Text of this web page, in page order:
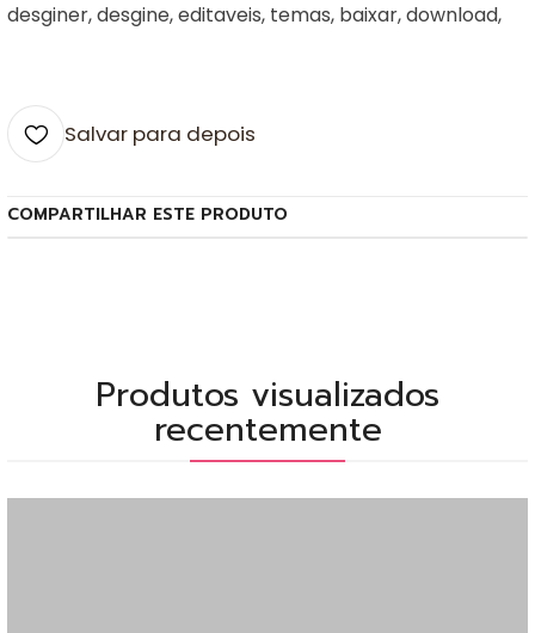
desginer, desgine, editaveis, temas, baixar, download,
Salvar para depois
COMPARTILHAR ESTE PRODUTO
Produtos visualizados
recentemente